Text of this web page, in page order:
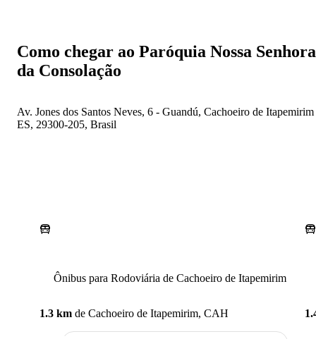
Como chegar ao Paróquia Nossa Senhora
da Consolação
Av. Jones dos Santos Neves, 6 - Guandú, Cachoeiro de Itapemirim
ES, 29300-205, Brasil
Ônibus para Rodoviária de Cachoeiro de Itapemirim
1.3 km de Cachoeiro de Itapemirim, CAH